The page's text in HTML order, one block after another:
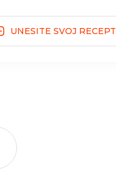
UNESITE SVOJ RECEPT